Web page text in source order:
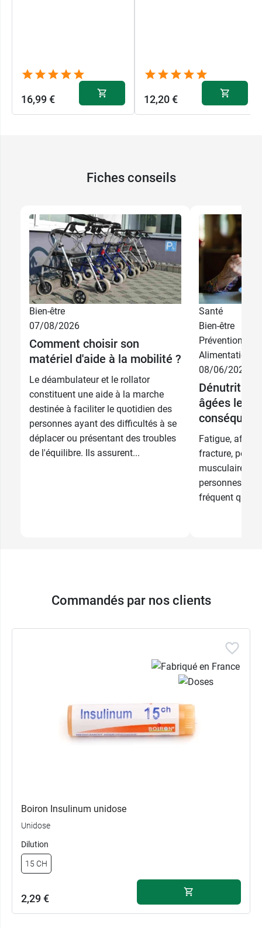
16,99 € 12,20 €
Fiches conseils
Bien-être
07/08/2026
Comment choisir son
matériel d'aide à la mobilité ?
Le déambulateur et le rollator
constituent une aide à la marche
destinée à faciliter le quotidien des
personnes ayant des difficultés à se
déplacer ou présentant des troubles
de l'équilibre. Ils assurent...
Santé
Bien-être
Prévention
Alimentation
08/06/2026
Dénutrition
âgées les
Fatigue,
fracture, perte
musculaire…
personnes
fréquent qu’il
Commandés par nos clients
Boiron Insulinum unidose
Unidose
Dilution
15 CH
2,29 €